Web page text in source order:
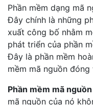
Phần mềm dạng mã
Đây chính là những
xuất công bố nhằm
phát triển của phần
Đây là phần mềm
mềm mã nguồn
Phần mềm mã
mã nguồn của nó